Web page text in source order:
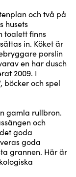
och två på
husets
toalett finns
in. Köket är
porslin
en har dusch
2009. I
böcker och spel
gamla rullbron.
och
goda
goda
grannen. Här är